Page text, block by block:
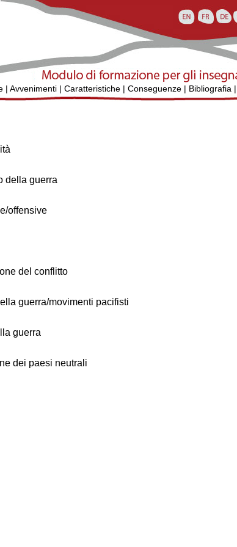
| Avvenimenti| Caratteristiche| Conseguenze| Bibliografia |
della guerra
offensive
del conflitto
guerra/movimenti pacifisti
guerra
dei paesi neutrali